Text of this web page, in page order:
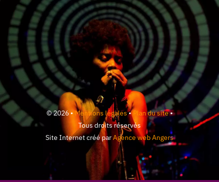
© 2026 • Mentions légales•Plan du site•
Tous droits réservés
Site Internet créé parAgence web Angers